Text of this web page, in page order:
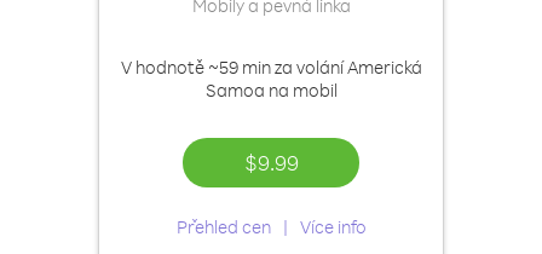
Mobily a pevná linka
V hodnotě ~59 minza volání Americká
Samoa na mobil
$9.99
Přehled cen Více info